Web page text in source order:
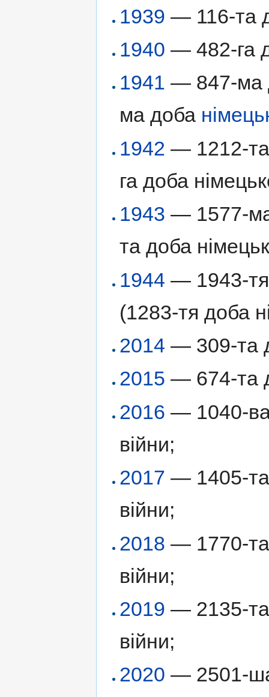
1939 — 116-та
1940 — 482-га
1941 — 847-ма
ма доба
1942 — 1212-та
га доба
1943 — 1577-ма
та доба
1944 — 1943-тя
(1283-тя доба
2014 — 309-та
2015 — 674-та
2016 — 1040-ва
війни;
2017 — 1405-та
війни;
2018 — 1770-та
війни;
2019 — 2135-та
війни;
2020 — 2501-ша